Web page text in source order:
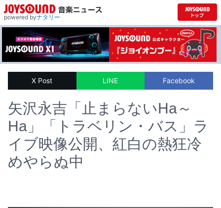
powered byナタリー
X Post LINE Facebook
矢沢永吉「止まらないHa～
Ha」「トラベリン・バス」ラ
イブ映像公開、紅白の熱狂冷
めやらぬ中